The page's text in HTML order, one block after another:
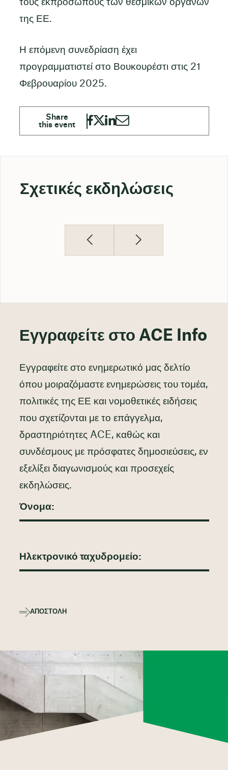
τους εκπροσώπους των θεσμικών οργάνων
της ΕΕ.
Η επόμενη συνεδρίαση έχει
προγραμματιστεί στο Βουκουρέστι στις 21
Φεβρουαρίου 2025.
Σχετικές εκδηλώσεις
Εγγραφείτε στο ACE Info
Εγγραφείτε στο ενημερωτικό μας δελτίο
όπου μοιραζόμαστε ενημερώσεις του τομέα,
πολιτικές της ΕΕ και νομοθετικές ειδήσεις
που σχετίζονται με το επάγγελμα,
δραστηριότητες ACE, καθώς και
συνδέσμους με πρόσφατες δημοσιεύσεις, εν
εξελίξει διαγωνισμούς και προσεχείς
εκδηλώσεις.
ΑΠΟΣΤΟΛΉ